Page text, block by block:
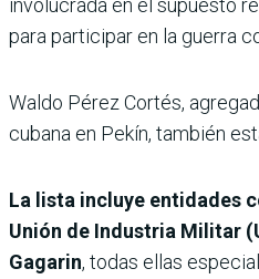
involucrada en el supuesto
para participar en la guerra
Waldo Pérez Cortés,
cubana en Pekín, también
La lista incluye entidades
Unión de Industria Militar
Gagarin, todas ellas